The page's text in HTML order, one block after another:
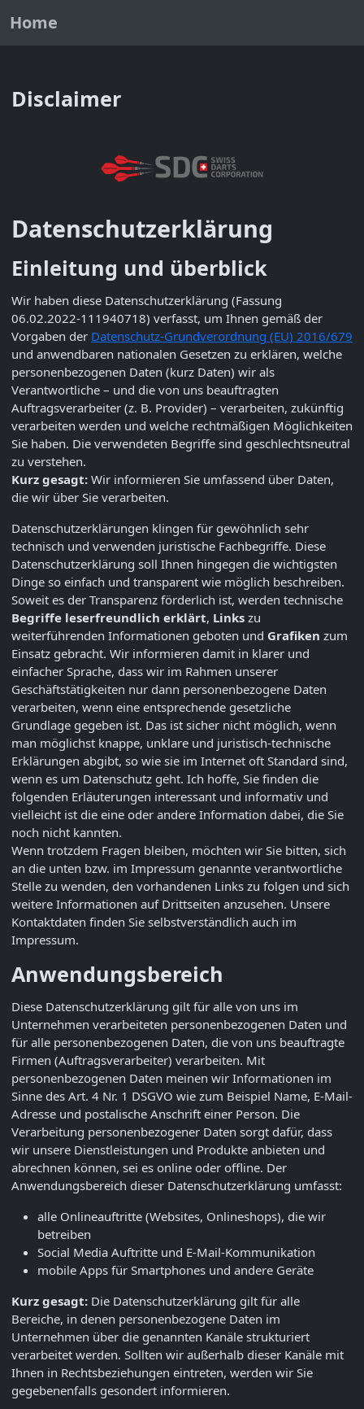
Home
Disclaimer
Datenschutzerklärung
Einleitung und überblick
Wir haben diese Datenschutzerklärung (Fassung
06.02.2022-111940718) verfasst, um Ihnen gemäß der
Vorgaben der Datenschutz-Grundverordnung (EU) 2016/679
und anwendbaren nationalen Gesetzen zu erklären, welche
personenbezogenen Daten (kurz Daten) wir als
Verantwortliche – und die von uns beauftragten
Auftragsverarbeiter (z. B. Provider) – verarbeiten, zukünftig
verarbeiten werden und welche rechtmäßigen Möglichkeiten
Sie haben. Die verwendeten Begriffe sind geschlechtsneutral
zu verstehen.
Kurz gesagt: Wir informieren Sie umfassend über Daten,
die wir über Sie verarbeiten.
Datenschutzerklärungen klingen für gewöhnlich sehr
technisch und verwenden juristische Fachbegriffe. Diese
Datenschutzerklärung soll Ihnen hingegen die wichtigsten
Dinge so einfach und transparent wie möglich beschreiben.
Soweit es der Transparenz förderlich ist, werden technische
Begriffe leserfreundlich erklärt, Links zu
weiterführenden Informationen geboten und Grafiken zum
Einsatz gebracht. Wir informieren damit in klarer und
einfacher Sprache, dass wir im Rahmen unserer
Geschäftstätigkeiten nur dann personenbezogene Daten
verarbeiten, wenn eine entsprechende gesetzliche
Grundlage gegeben ist. Das ist sicher nicht möglich, wenn
man möglichst knappe, unklare und juristisch-technische
Erklärungen abgibt, so wie sie im Internet oft Standard sind,
wenn es um Datenschutz geht. Ich hoffe, Sie finden die
folgenden Erläuterungen interessant und informativ und
vielleicht ist die eine oder andere Information dabei, die Sie
noch nicht kannten.
Wenn trotzdem Fragen bleiben, möchten wir Sie bitten, sich
an die unten bzw. im Impressum genannte verantwortliche
Stelle zu wenden, den vorhandenen Links zu folgen und sich
weitere Informationen auf Drittseiten anzusehen. Unsere
Kontaktdaten finden Sie selbstverständlich auch im
Impressum.
Anwendungsbereich
Diese Datenschutzerklärung gilt für alle von uns im
Unternehmen verarbeiteten personenbezogenen Daten und
für alle personenbezogenen Daten, die von uns beauftragte
Firmen (Auftragsverarbeiter) verarbeiten. Mit
personenbezogenen Daten meinen wir Informationen im
Sinne des Art. 4 Nr. 1 DSGVO wie zum Beispiel Name, E-Mail-
Adresse und postalische Anschrift einer Person. Die
Verarbeitung personenbezogener Daten sorgt dafür, dass
wir unsere Dienstleistungen und Produkte anbieten und
abrechnen können, sei es online oder offline. Der
Anwendungsbereich dieser Datenschutzerklärung umfasst:
alle Onlineauftritte (Websites, Onlineshops), die wir
betreiben
Social Media Auftritte und E-Mail-Kommunikation
mobile Apps für Smartphones und andere Geräte
Kurz gesagt: Die Datenschutzerklärung gilt für alle
Bereiche, in denen personenbezogene Daten im
Unternehmen über die genannten Kanäle strukturiert
verarbeitet werden. Sollten wir außerhalb dieser Kanäle mit
Ihnen in Rechtsbeziehungen eintreten, werden wir Sie
gegebenenfalls gesondert informieren.